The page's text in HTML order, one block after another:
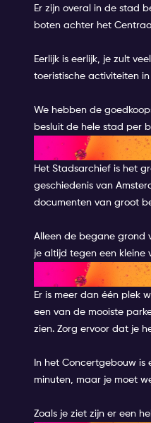
Er zijn overal in de stad
boten achter het
Eerlijk is eerlijk, je zult
toeristische activiteiten
We hebben de
besluit de hele stad per
BESTUDEER
Het Stadsarchief is het
geschiedenis van
documenten van groot
Alleen de begane grond
je altijd tegen een kleine
GENIET VAN
Er is meer dan één plek
een van de mooiste
zien. Zorg ervoor dat je
In het Concertgebouw
minuten, maar je moet
Zoals je ziet zijn er een